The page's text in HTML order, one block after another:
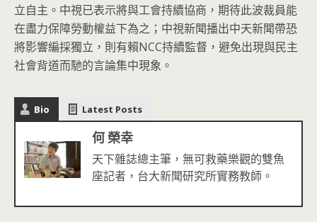
立自主。中視已表示將與工會持續協商，期待此波裁員能
在盡力保障勞動權益下為之；中視新聞播出中天新聞帶恐
將影響編採獨立，則有賴NCC持續監督，避免出現與民主
社會背道而馳的言論集中現象。
Bio Latest Posts
何 榮幸
天下雜誌總主筆，無可救藥樂觀的雙魚
座記者，台大新聞研究所實務教師。